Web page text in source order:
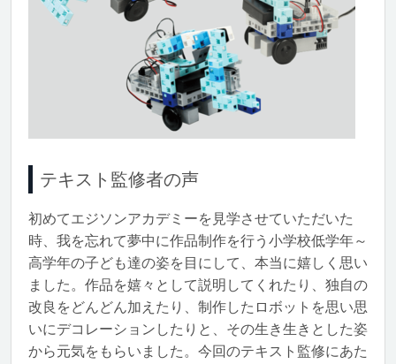
テキスト監修者の声
初めてエジソンアカデミーを見学させていただいた
時、我を忘れて夢中に作品制作を行う小学校低学年～
高学年の子ども達の姿を目にして、本当に嬉しく思い
ました。作品を嬉々として説明してくれたり、独自の
改良をどんどん加えたり、制作したロボットを思い思
いにデコレーションしたりと、その生き生きとした姿
から元気をもらいました。今回のテキスト監修にあた